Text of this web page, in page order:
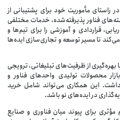
مأموریت خود برای پشتیبانی از
فناور پذیرفته‌شده، خدمات مختلفی
قراردادی و آموزشی را برای تیم‌ها و
تا مسیر توسعه و تجاری‌سازی ایده‌ها
از ظرفیت‌های تبلیغاتی، ترویجی
محصولات تولیدی واحدهای فناور و
این همکاری می‌تواند شامل خرید
در ایده‌های نو باشد.
برای پیوند میان فناوری و صنایع